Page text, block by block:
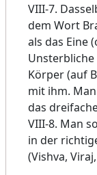
VIII-7.
dem Wort
als das Eine
Körper (auf
mit ihm.
das
VIII-8. Man
in der
(Vishva,